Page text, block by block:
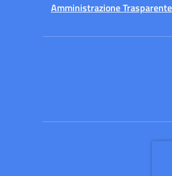
Amministrazione Trasparente